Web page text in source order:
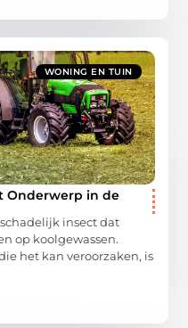
WONING EN TUIN
Onderwerp in de
insect dat
op koolgewassen.
het kan veroorzaken, is